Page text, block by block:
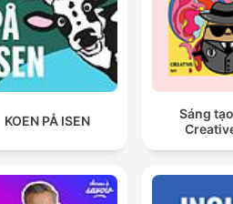
KOEN PÅ ISEN
Sáng